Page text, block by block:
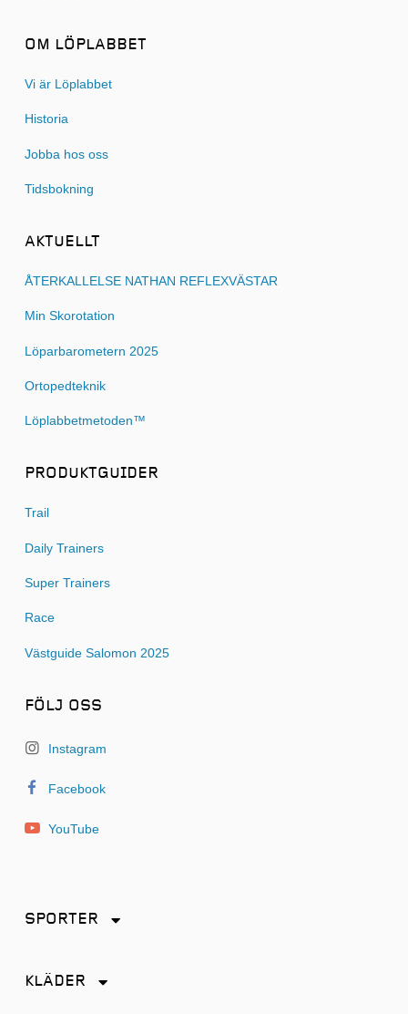
OM LÖPLABBET
Vi är Löplabbet
Historia
Jobba hos oss
Tidsbokning
AKTUELLT
ÅTERKALLELSE NATHAN REFLEXVÄSTAR
Min Skorotation
Löparbarometern 2025
Ortopedteknik
Löplabbetmetoden™
PRODUKTGUIDER
Trail
Daily Trainers
Super Trainers
Race
Västguide Salomon 2025
FÖLJ OSS
Instagram
Facebook
YouTube
SPORTER
KLÄDER